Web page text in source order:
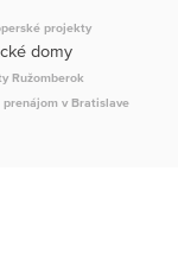
projekty
domy
Ružomberok
prenájom v Bratislave